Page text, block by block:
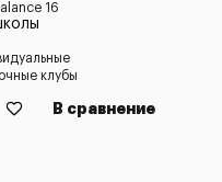
16
клубы
В сравнение